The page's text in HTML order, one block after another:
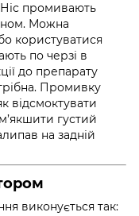
промивають
Можна
користуватися
по черзі в
до препарату
Промивку
відсмоктувати
густий
на задній
виконується так: